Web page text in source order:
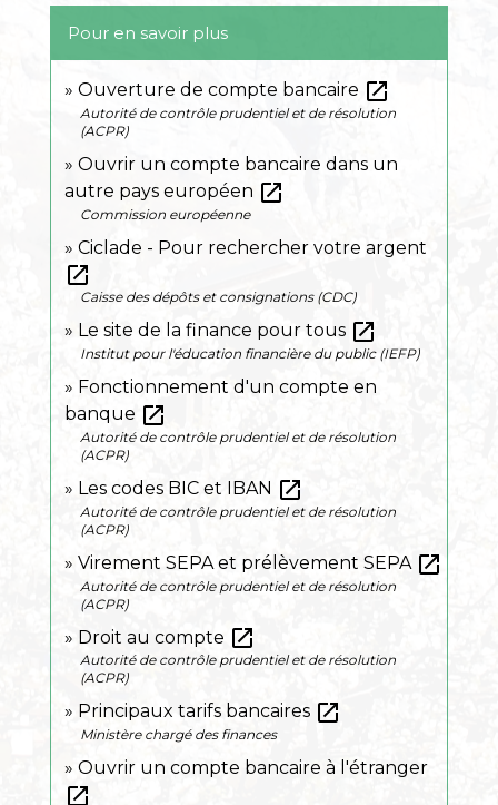
Pour en savoir plus
Ouverture de compte bancaire open_in_new
Autorité de contrôle prudentiel et de résolution
(ACPR)
Ouvrir un compte bancaire dans un
autre pays européen open_in_new
Commission européenne
Ciclade - Pour rechercher votre argent
open_in_new
Caisse des dépôts et consignations (CDC)
Le site de la finance pour tous open_in_new
Institut pour l'éducation financière du public (IEFP)
Fonctionnement d'un compte en
banque open_in_new
Autorité de contrôle prudentiel et de résolution
(ACPR)
Les codes BIC et IBAN open_in_new
Autorité de contrôle prudentiel et de résolution
(ACPR)
Virement SEPA et prélèvement SEPA open_in_new
Autorité de contrôle prudentiel et de résolution
(ACPR)
Droit au compte open_in_new
Autorité de contrôle prudentiel et de résolution
(ACPR)
Principaux tarifs bancaires open_in_new
Ministère chargé des finances
Ouvrir un compte bancaire à l'étranger
open_in_new